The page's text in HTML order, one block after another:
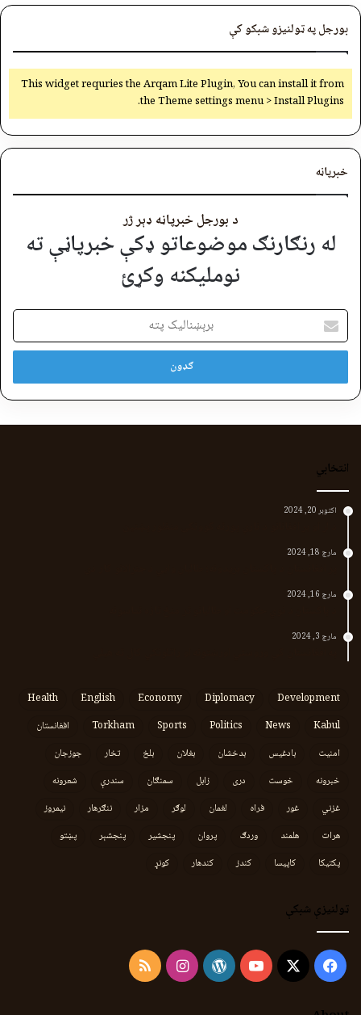
بورجل په ټولنیزو شبکو کې
This widget requries the Arqam Lite Plugin, You can install it from
the Theme settings menu > Install Plugins.
خبرپاڼه
د بورجل خبرپاڼه ډېر ژر
له رنګارنګ موضوعاتو ډکې خبرپاڼې ته
نوملیکنه وکړئ
برېښنالیک
پته
انتخابي
اکتوبر 20, 2024
مارچ 18, 2024
مارچ 16, 2024
مارچ 3, 2024
Development
Diplomacy
Economy
English
Health
Kabul
News
Politics
Sports
Torkham
افغانستان
امنیت
بادغیس بدخشان بغلان بلخ تخار
جوزجان
خبرونه
خوست دری زابل سمنګان سندرې
شعرونه
غزني
غور فراه لغمان لوګر مزار ننګرهار
نیمروز
هرات
هلمند وردګ پروان پنجشیر پنجشېر
پښتو
پکتیکا
کاپیسا کندز کندهار کونړ
ټولنیزې شبکې
Facebook
X
YouTube
WordPress
Instagram
RSS